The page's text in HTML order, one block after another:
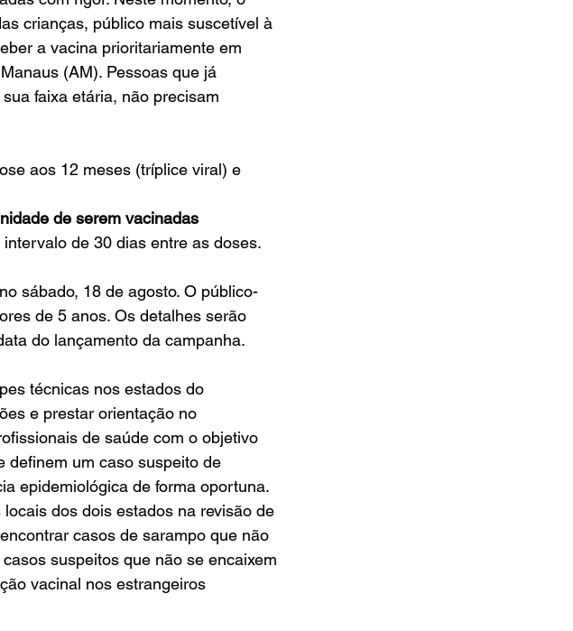
crianças, público mais suscetível à
a vacina prioritariamente em
(AM). Pessoas que já
faixa etária, não precisam
aos 12 meses (tríplice viral) e
de serem vacinadas
de 30 dias entre as doses.
sábado, 18 de agosto. O público-
de 5 anos. Os detalhes serão
do lançamento da campanha.
técnicas nos estados do
e prestar orientação no
de saúde com o objetivo
definem um caso suspeito de
epidemiológica de forma oportuna.
dos dois estados na revisão de
casos de sarampo que não
suspeitos que não se encaixem
vacinal nos estrangeiros